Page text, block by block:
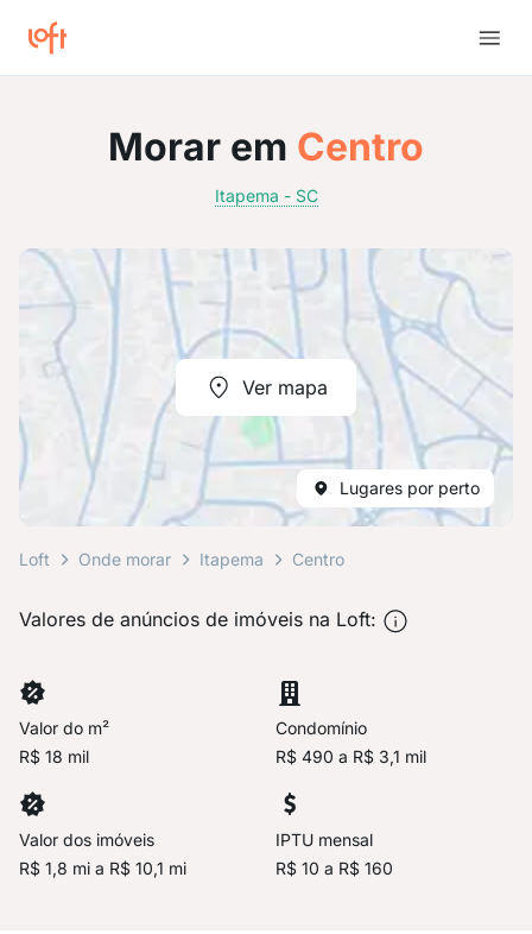
Morar em Centro
Itapema - SC
Ver mapa
Lugares por perto
Loft Onde morar Itapema Centro
Valores de anúncios de imóveis na Loft:
Valor do m²
R$ 18 mil
Condomínio
R$ 490 a R$ 3,1 mil
Valor dos imóveis
R$ 1,8 mi a R$ 10,1 mi
IPTU mensal
R$ 10 a R$ 160